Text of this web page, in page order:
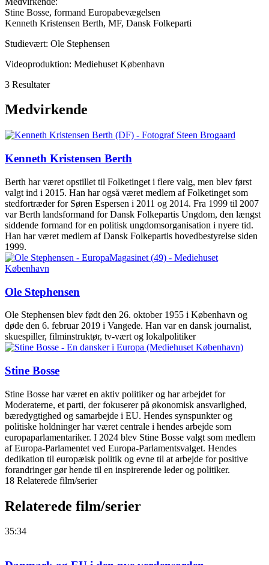
Stine Bosse, formand Europabevægelsen
Kenneth Kristensen Berth, MF, Dansk Folkeparti
Studievært: Ole Stephensen
Videoproduktion: Mediehuset København
3 Resultater
Medvirkende
Kenneth Kristensen Berth
Berth har været opstillet til Folketinget i flere valg, men blev først
valgt ind i 2015. Han har også været medlem af Folketinget som
stedfortræder for Søren Espersen i 2011 og 2014. Fra 1999 til 2007
var Berth landsformand for Dansk Folkepartis Ungdom, den længst
siddende formand for en politisk ungdomsorganisation i nyere tid.
Han har været medlem af Dansk Folkepartis hovedbestyrelse siden
1999.
Ole Stephensen
Ole Stephensen blev født den 26. oktober 1955 i København og
døde den 6. februar 2019 i Vangede. Han var en dansk journalist,
skuespiller, filminstruktør, tv-vært og lokalpolitiker
Stine Bosse
Stine Bosse har været en aktiv politiker og har arbejdet for
Moderaterne, et parti, der fokuserer på økonomisk ansvarlighed,
bæredygtighed og samarbejde i EU. Hendes synspunkter og
politiske holdninger har været centrale i hendes arbejde som
europaparlamentariker. I 2024 blev Stine Bosse valgt som medlem
af Europa-Parlamentet ved Europa-Parlamentsvalget. Hendes
dedikation til europæisk politik og evne til at arbejde for positive
forandringer gør hende til en inspirerende leder og politiker.
18 Relaterede film/serier
Relaterede film/serier
35:34